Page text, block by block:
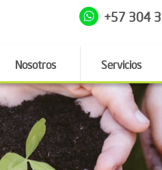
+57 304
Nosotros Servicios